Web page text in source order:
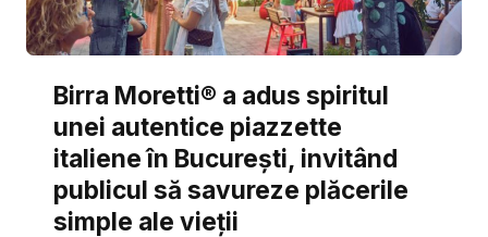
Birra Moretti® a adus spiritul
unei autentice piazzette
italiene în București, invitând
publicul să savureze plăcerile
simple ale vieții